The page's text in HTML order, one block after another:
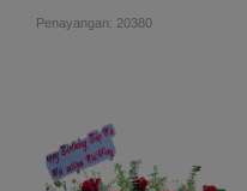
Penayangan: 20380